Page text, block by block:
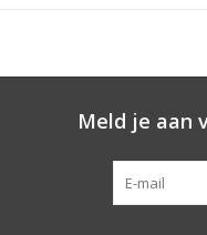
Meld je aan